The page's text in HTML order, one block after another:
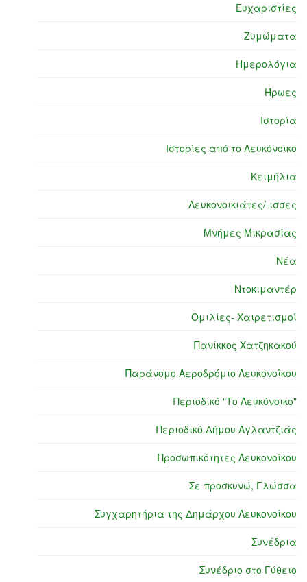
Ευχαριστίες
Ζυμώματα
Ημερολόγια
Ήρωες
Ιστορία
Ιστορίες από το Λευκόνοικο
Κειμήλια
Λευκονοικιάτες/-ισσες
Μνήμες Μικρασίας
Νέα
Ντοκιμαντέρ
Ομιλίες- Χαιρετισμοί
Πανίκκος Χατζηκακού
Παράνομο Αεροδρόμιο Λευκονοίκου
Περιοδικό "Το Λευκόνοικο"
Περιοδικό Δήμου Αγλαντζιάς
Προσωπικότητες Λευκονοίκου
Σε προσκυνώ, Γλώσσα
Συγχαρητήρια της Δημάρχου Λευκονοίκου
Συνέδρια
Συνέδριο στο Γύθειο